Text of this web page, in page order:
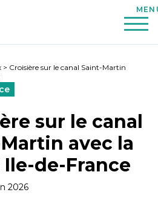
> Croisière sur le canal Saint-Martin
sur le canal
avec la
Ile-de-France
2026